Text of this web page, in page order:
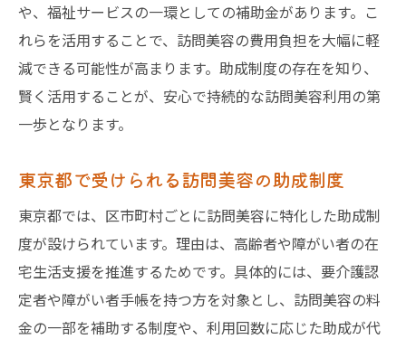
や、福祉サービスの一環としての補助金があります。こ
れらを活用することで、訪問美容の費用負担を大幅に軽
減できる可能性が高まります。助成制度の存在を知り、
賢く活用することが、安心で持続的な訪問美容利用の第
一歩となります。
東京都で受けられる訪問美容の助成制度
東京都では、区市町村ごとに訪問美容に特化した助成制
度が設けられています。理由は、高齢者や障がい者の在
宅生活支援を推進するためです。具体的には、要介護認
定者や障がい者手帳を持つ方を対象とし、訪問美容の料
金の一部を補助する制度や、利用回数に応じた助成が代